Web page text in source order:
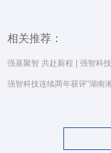
相关推荐：